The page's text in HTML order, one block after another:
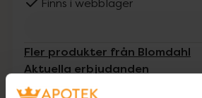
Finns i webblager
Fler produkter från Blomdahl
Aktuella erbjudanden